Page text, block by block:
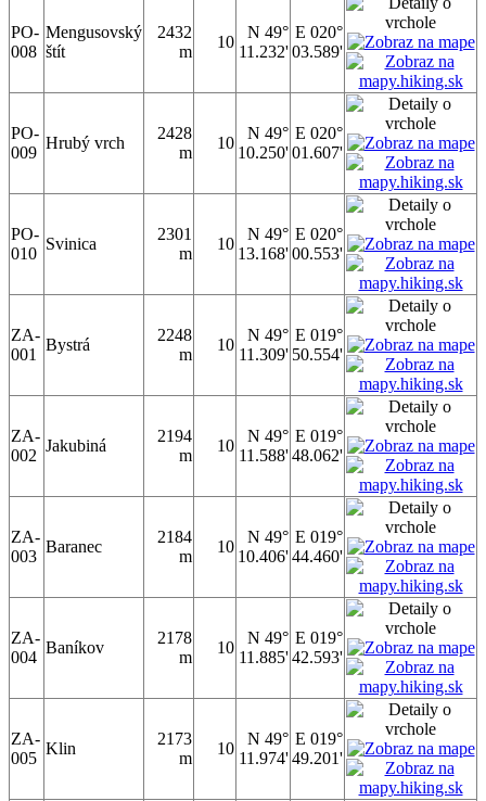
PO-
008
Mengusovský
štít
2432
m
10
N 49°
11.232'
E 020°
03.589'
PO-
009
Hrubý vrch
2428
m
10
N 49°
10.250'
E 020°
01.607'
PO-
010
Svinica
2301
m
10
N 49°
13.168'
E 020°
00.553'
ZA-
001
Bystrá
2248
m
10
N 49°
11.309'
E 019°
50.554'
ZA-
002
Jakubiná
2194
m
10
N 49°
11.588'
E 019°
48.062'
ZA-
003
Baranec
2184
m
10
N 49°
10.406'
E 019°
44.460'
ZA-
004
Baníkov
2178
m
10
N 49°
11.885'
E 019°
42.593'
ZA-
005
Klin
2173
m
10
N 49°
11.974'
E 019°
49.201'